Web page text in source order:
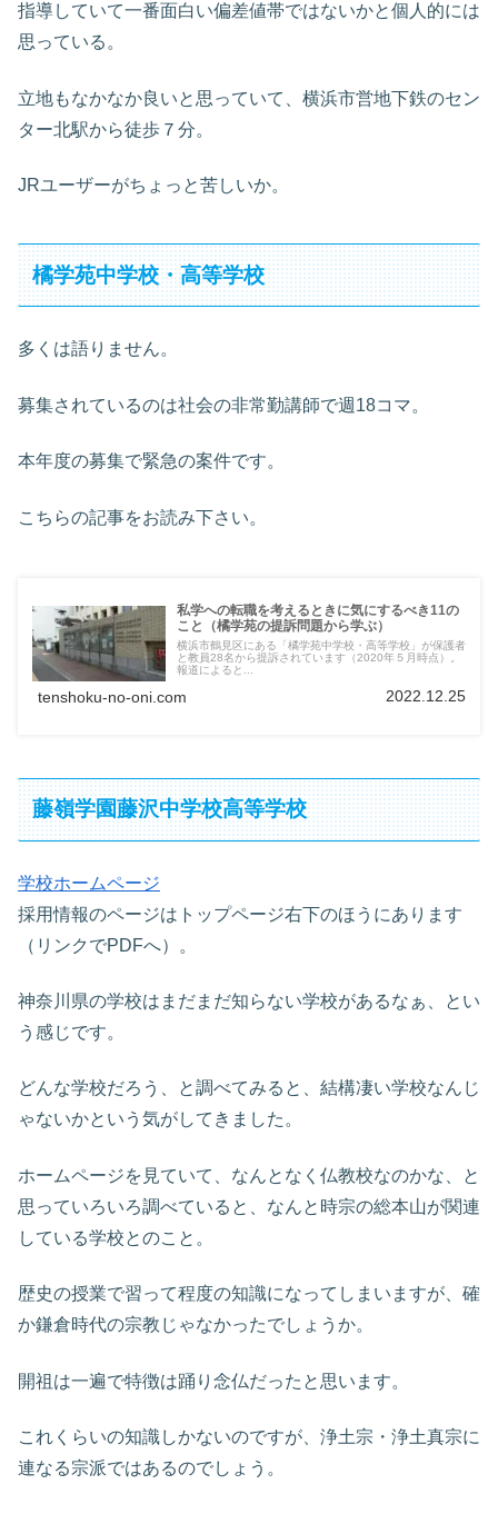
指導していて一番面白い偏差値帯ではないかと個人的には
思っている。
立地もなかなか良いと思っていて、横浜市営地下鉄のセン
ター北駅から徒歩７分。
JRユーザーがちょっと苦しいか。
橘学苑中学校・高等学校
多くは語りません。
募集されているのは社会の非常勤講師で週18コマ。
本年度の募集で緊急の案件です。
こちらの記事をお読み下さい。
私学への転職を考えるときに気にするべき11の
こと（橘学苑の提訴問題から学ぶ）
横浜市鶴見区にある「橘学苑中学校・高等学校」が保護者
と教員28名から提訴されています（2020年５月時点）。
報道によると...
tenshoku-no-oni.com 2022.12.25
藤嶺学園藤沢中学校高等学校
学校ホームページ
採用情報のページはトップページ右下のほうにあります
（リンクでPDFへ）。
神奈川県の学校はまだまだ知らない学校があるなぁ、とい
う感じです。
どんな学校だろう、と調べてみると、結構凄い学校なんじ
ゃないかという気がしてきました。
ホームページを見ていて、なんとなく仏教校なのかな、と
思っていろいろ調べていると、なんと時宗の総本山が関連
している学校とのこと。
歴史の授業で習って程度の知識になってしまいますが、確
か鎌倉時代の宗教じゃなかったでしょうか。
開祖は一遍で特徴は踊り念仏だったと思います。
これくらいの知識しかないのですが、浄土宗・浄土真宗に
連なる宗派ではあるのでしょう。